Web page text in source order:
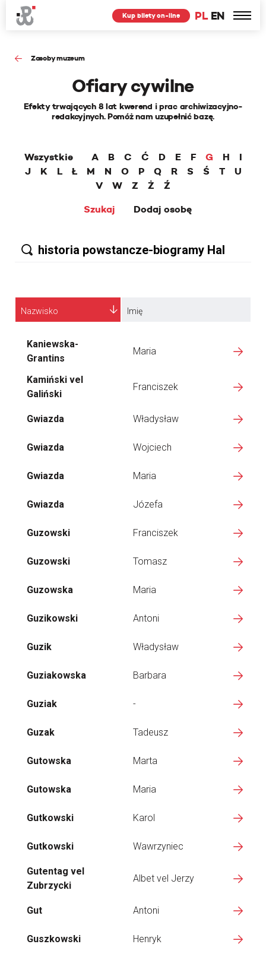
PL EN
Kup bilety on-line
Zasoby muzeum
Ofiary cywilne
Efekty trwających 8 lat kwerend i prac archiwizacyjno-
redakcyjnych. Pomóż nam uzupełnić bazę.
Wszystkie A B C Ć D E F G H
I
J
K L Ł M N O P Q R S Ś T
U
V
W Z Ż
Ź
Szukaj
Dodaj osobę
Nazwisko Imię
Kaniewska-
Grantins
Maria
Kamiński vel
Galiński
Franciszek
Gwiazda Władysław
Gwiazda Wojciech
Gwiazda Maria
Gwiazda Józefa
Guzowski Franciszek
Guzowski Tomasz
Guzowska Maria
Guzikowski Antoni
Guzik Władysław
Guziakowska Barbara
Guziak -
Guzak Tadeusz
Gutowska Marta
Gutowska Maria
Gutkowski Karol
Gutkowski Wawrzyniec
Gutentag vel
Zubrzycki
Albet vel Jerzy
Gut Antoni
Guszkowski Henryk